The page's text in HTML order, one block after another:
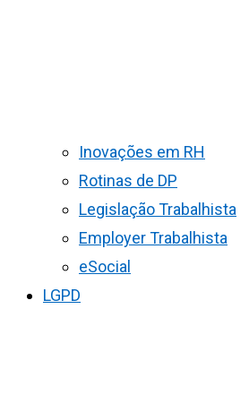
Inovações em RH
Rotinas de DP
Legislação Trabalhista
Employer Trabalhista
eSocial
LGPD